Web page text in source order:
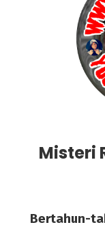
Misteri
Bertahun-